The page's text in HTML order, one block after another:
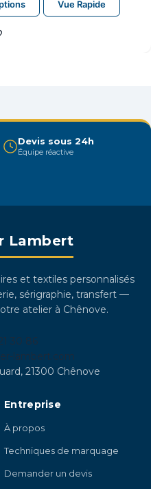
produit
peuvent
être
choisies
page
produit
Vue Rapide
Devis sous 24h
Équipe réactive
Lambert
et textiles personnalisés
sérigraphie, transfert —
atelier à Chênove.
30 86
lambert.com
21300 Chênove
Entreprise
À propos
Techniques de marquage
Demander un devis